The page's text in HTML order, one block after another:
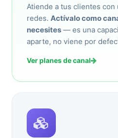
Atiende a tus clientes con
redes. Actívalo como
necesites — es una
aparte, no viene por
Ver planes de canal